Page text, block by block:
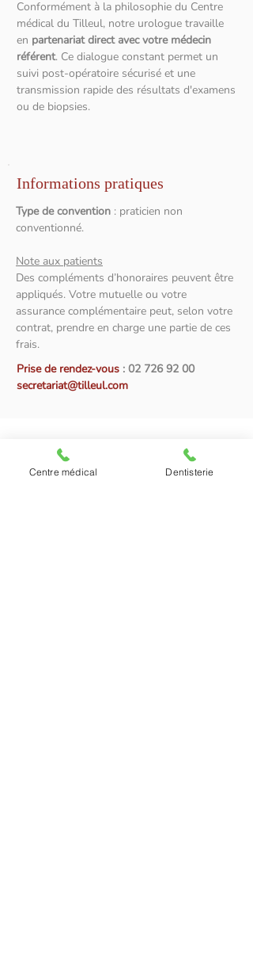
Conformément à la philosophie du Centre
médical du Tilleul, notre urologue travaille
en partenariat direct avec votre médecin
référent. Ce dialogue constant permet un
suivi post-opératoire sécurisé et une
transmission rapide des résultats d'examens
ou de biopsies.
Informations pratiques
Type de convention : praticien non
conventionné.
Note aux patients
Des compléments d’honoraires peuvent être
appliqués. Votre mutuelle ou votre
assurance complémentaire peut, selon votre
contrat, prendre en charge une partie de ces
frais.
Prise de rendez-vous : 02 726 92 00
secretariat@tilleul.com
Centre médical Dentisterie